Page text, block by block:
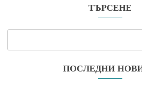
ТЪРСЕНЕ
ПОСЛЕДНИ